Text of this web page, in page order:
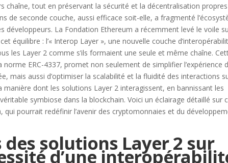
chaîne, tout en préservant la sécurité et la décentralisation
de seconde couche, aussi efficace soit-elle, a fragmenté
développeurs. La Fondation Ethereum a récemment levé le voile
équilibre : l’« Interop Layer », une nouvelle couche
les Layer 2 comme s’ils formaient une seule et même chaîne.
ERC-4337, promet non seulement de simplifier l’expérience
mais aussi d’optimiser la scalabilité et la fluidité des interactions
dont les solutions Layer 2 interagissent, en bannissant les
symbiose dans la blockchain. Voici un éclairage détaillé sur
pourrait redéfinir l’avenir des cryptomonnaies et du
solutions Layer 2 sur
d’une